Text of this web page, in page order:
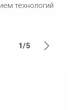
технологий
1/5